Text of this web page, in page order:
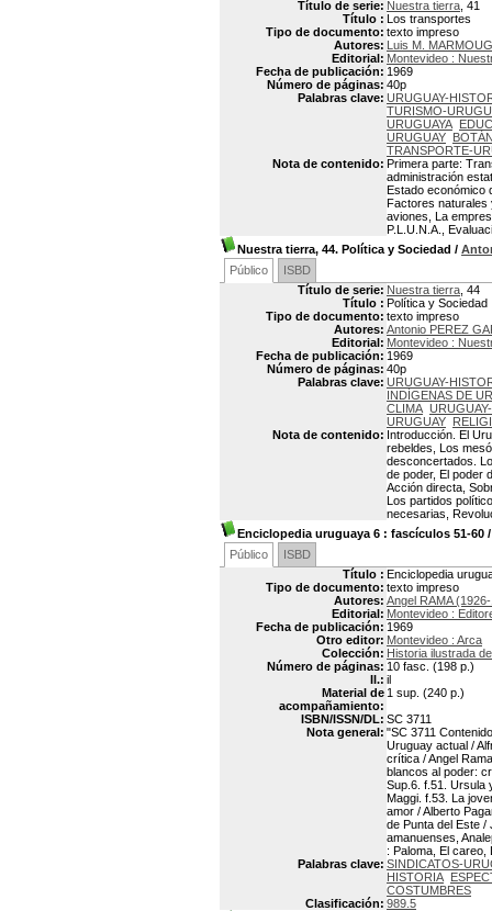
Título de serie: Nuestra tierra , 41
Título : Los transportes
Tipo de documento: texto impreso
Autores: Luis M.
Editorial: Montevideo :
Fecha de publicación: 1969
Número de páginas: 40p
Palabras clave: URUGUAY-
TURISMO-
URUGUAYA
URUGUAY
TRANSPORTE-
Nota de contenido: Primera parte:
administración
Estado económico
Factores naturales
aviones, La
P.L.U.N.A.,
Nuestra tierra, 44. Política y Sociedad /
Público
ISBD
Título de serie: Nuestra tierra , 44
Título : Política y Sociedad
Tipo de documento: texto impreso
Autores: Antonio PEREZ
Editorial: Montevideo :
Fecha de publicación: 1969
Número de páginas: 40p
Palabras clave: URUGUAY-
INDÍGENAS DE
CLIMA
URUGUAY
Nota de contenido: Introducción. El
rebeldes, Los
desconcertados.
de poder, El poder
Acción directa,
Los partidos
necesarias,
Enciclopedia uruguaya 6 : fascículos 51-60
Público
ISBD
Título : Enciclopedia
Tipo de documento: texto impreso
Autores: Angel RAMA
Editorial: Montevideo :
Fecha de publicación: 1969
Otro editor: Montevideo : Arca
Colección: Historia ilustrada
Número de páginas: 10 fasc. (198 p.)
Il.: il
Material de
acompañamiento:
1 sup. (240 p.)
ISBN/ISSN/DL: SC 3711
Nota general: "SC 3711
Uruguay actual /
crítica / Angel
blancos al poder:
Sup.6. f.51. Ursula
Maggi. f.53. La
amor / Alberto
de Punta del Este /
amanuenses,
: Paloma, El
Palabras clave: SINDICATOS-
HISTORIA
COSTUMBRES
Clasificación: 989.5